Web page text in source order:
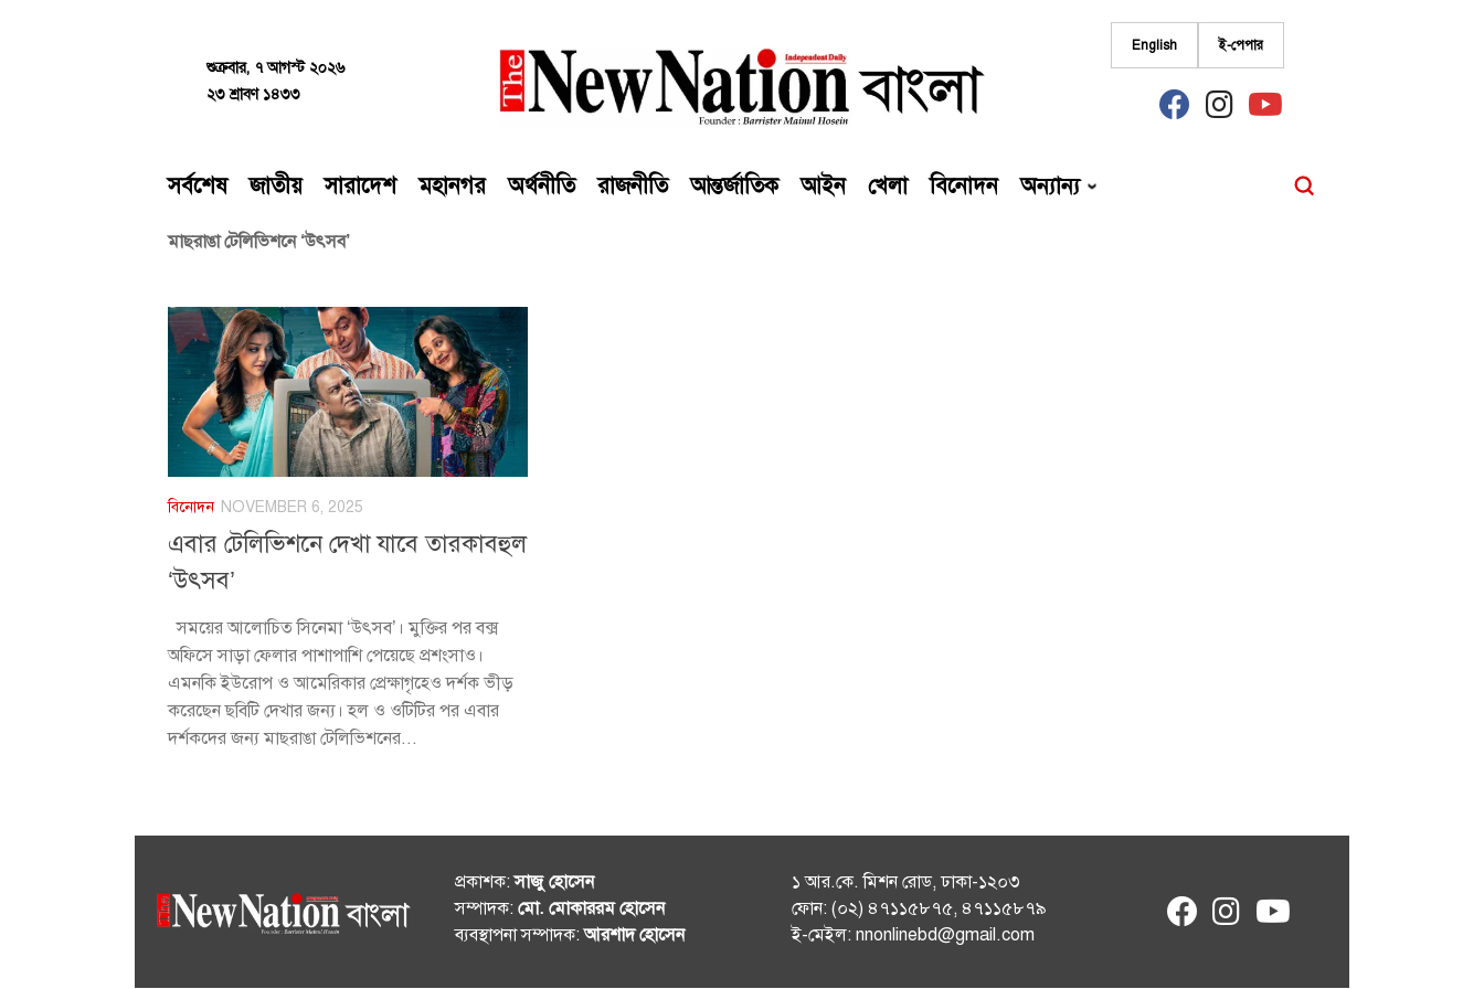
শুক্রবার, ৭ আগস্ট ২০২৬
২৩ শ্রাবণ ১৪৩৩
English ই-পেপার
fab
fa-
fab
fa-
fab
fa-
সর্বশেষ জাতীয় সারাদেশ মহানগর অর্থনীতি রাজনীতি আন্তর্জাতিক আইন খেলা বিনোদন অন্যান্য
মাছরাঙা টেলিভিশনে ‘উৎসব’
বিনোদন NOVEMBER 6, 2025
এবার টেলিভিশনে দেখা যাবে তারকাবহুল
‘উৎসব’
সময়ের আলোচিত সিনেমা ‘উৎসব’। মুক্তির পর বক্স
অফিসে সাড়া ফেলার পাশাপাশি পেয়েছে প্রশংসাও।
এমনকি ইউরোপ ও আমেরিকার প্রেক্ষাগৃহেও দর্শক ভীড়
করেছেন ছবিটি দেখার জন্য। হল ও ওটিটির পর এবার
দর্শকদের জন্য মাছরাঙা টেলিভিশনের...
প্রকাশক:সাজু হোসেন
সম্পাদক: মো. মোকাররম হোসেন
ব্যবস্থাপনা সম্পাদক:আরশাদ হোসেন
১ আর.কে. মিশন রোড, ঢাকা-১২০৩
ফোন: (০২) ৪৭১১৫৮৭৫, ৪৭১১৫৮৭৯
ই-মেইল: nnonlinebd@gmail.com
fab
fa-
fab
fa-
fab
fa-